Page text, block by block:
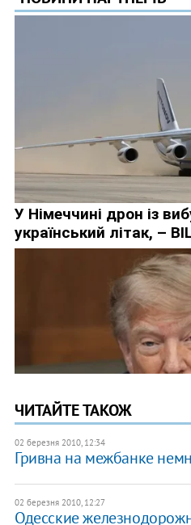
ЧИТАЙТЕ ТАКОЖ
02 березня 2010, 12:34
Гривна на межбанке
02 березня 2010, 12:27
Одесские